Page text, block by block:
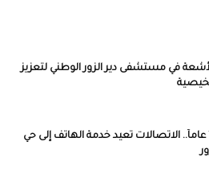
في مستشفى دير الزور الوطني لتعزيز
بعد انقطاع 14 عاماً.. الاتصالات تعيد خدمة الهاتف إلى حي